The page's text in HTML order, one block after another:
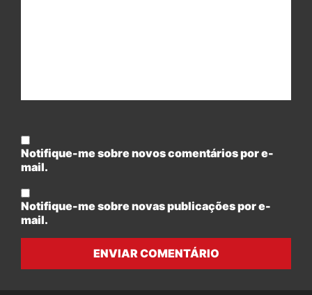
Notifique-me sobre novos comentários por e-
mail.
Notifique-me sobre novas publicações por e-
mail.
ENVIAR COMENTÁRIO